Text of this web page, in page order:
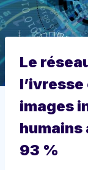
Le
images
humains
93 %